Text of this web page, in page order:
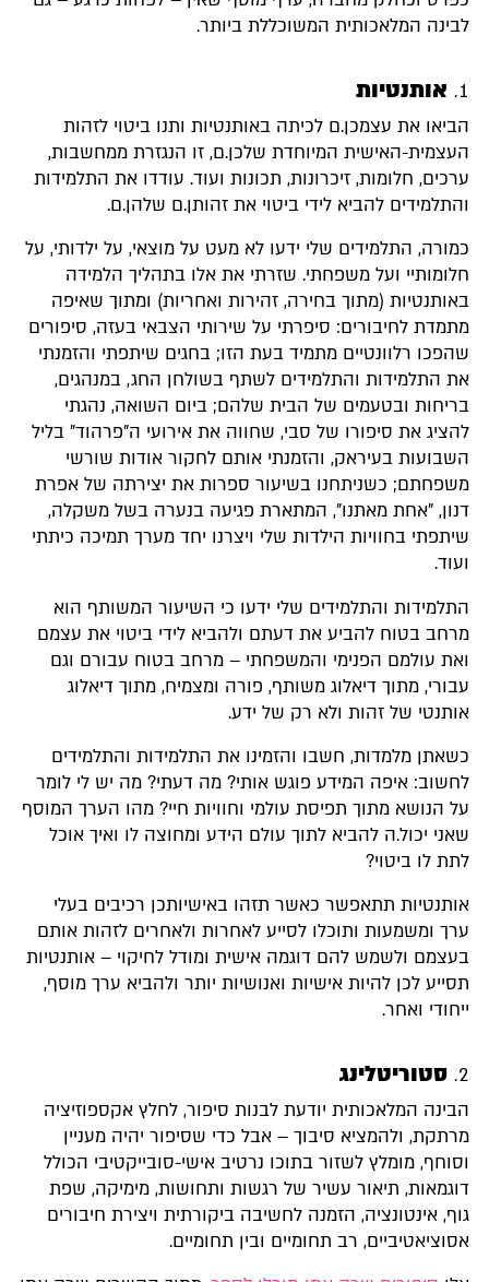
לבינה המלאכותית המשוכללת ביותר.
אותנטיות
הביאו את עצמכן.ם לכיתה באותנטיות ותנו ביטוי לזהות
העצמית-האישית המיוחדת שלכן.ם, זו הנגזרת ממחשבות,
ערכים, חלומות, זיכרונות, תכונות ועוד. עודדו את התלמידות
והתלמידים להביא לידי ביטוי את זהותן.ם שלהן.ם.
כמורה, התלמידים שלי ידעו לא מעט על מוצאי, על ילדותי, על
חלומותיי ועל משפחתי. שזרתי את אלו בתהליך הלמידה
באותנטיות (מתוך בחירה, זהירות ואחריות) ומתוך שאיפה
מתמדת לחיבורים: סיפרתי על שירותי הצבאי בעזה, סיפורים
שהפכו רלוונטיים מתמיד בעת הזו; בחגים שיתפתי והזמנתי
את התלמידות והתלמידים לשתף בשולחן החג, במנהגים,
בריחות ובטעמים של הבית שלהם; ביום השואה, נהגתי
להציג את סיפורו של סבי, שחווה את אירועי ה"פרהוד" בליל
השבועות בעיראק, והזמנתי אותם לחקור אודות שורשי
משפחתם; כשניתחנו בשיעור ספרות את יצירתה של אפרת
דנון, "אחת מאתנו", המתארת פגיעה בנערה בשל משקלה,
שיתפתי בחוויות הילדות שלי ויצרנו יחד מערך תמיכה כיתתי
ועוד.
התלמידות והתלמידים שלי ידעו כי השיעור המשותף הוא
מרחב בטוח להביע את דעתם ולהביא לידי ביטוי את עצמם
ואת עולמם הפנימי והמשפחתי – מרחב בטוח עבורם וגם
עבורי, מתוך דיאלוג משותף, פורה ומצמיח, מתוך דיאלוג
אותנטי של זהות ולא רק של ידע.
כשאתן מלמדות, חשבו והזמינו את התלמידות והתלמידים
לחשוב: איפה המידע פוגש אותי? מה דעתי? מה יש לי לומר
על הנושא מתוך תפיסת עולמי וחוויות חיי? מהו הערך המוסף
שאני יכול.ה להביא לתוך עולם הידע ומחוצה לו ואיך אוכל
לתת לו ביטוי?
אותנטיות תתאפשר כאשר תזהו באישיותכן רכיבים בעלי
ערך ומשמעות ותוכלו לסייע לאחרות ולאחרים לזהות אותם
בעצמם ולשמש להם דוגמה אישית ומודל לחיקוי – אותנטיות
תסייע לכן להיות אישיות ואנושיות יותר ולהביא ערך מוסף,
ייחודי ואחר.
סטוריטלינג
הבינה המלאכותית יודעת לבנות סיפור, לחלץ אקספוזיציה
מרתקת, ולהמציא סיבוך – אבל כדי שסיפור יהיה מעניין
וסוחף, מומלץ לשזור בתוכו נרטיב אישי-סובייקטיבי הכולל
דוגמאות, תיאור עשיר של רגשות ותחושות, מימיקה, שפת
גוף, אינטונציה, הזמנה לחשיבה ביקורתית ויצירת חיבורים
אסוציאטיביים, רב תחומיים ובין תחומיים.